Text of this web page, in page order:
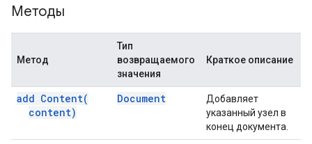
Методы
Метод
Тип
возвращаемого
значения
Краткое описание
add Content(
content)
Document
Добавляет
указанный узел в
конец документа.